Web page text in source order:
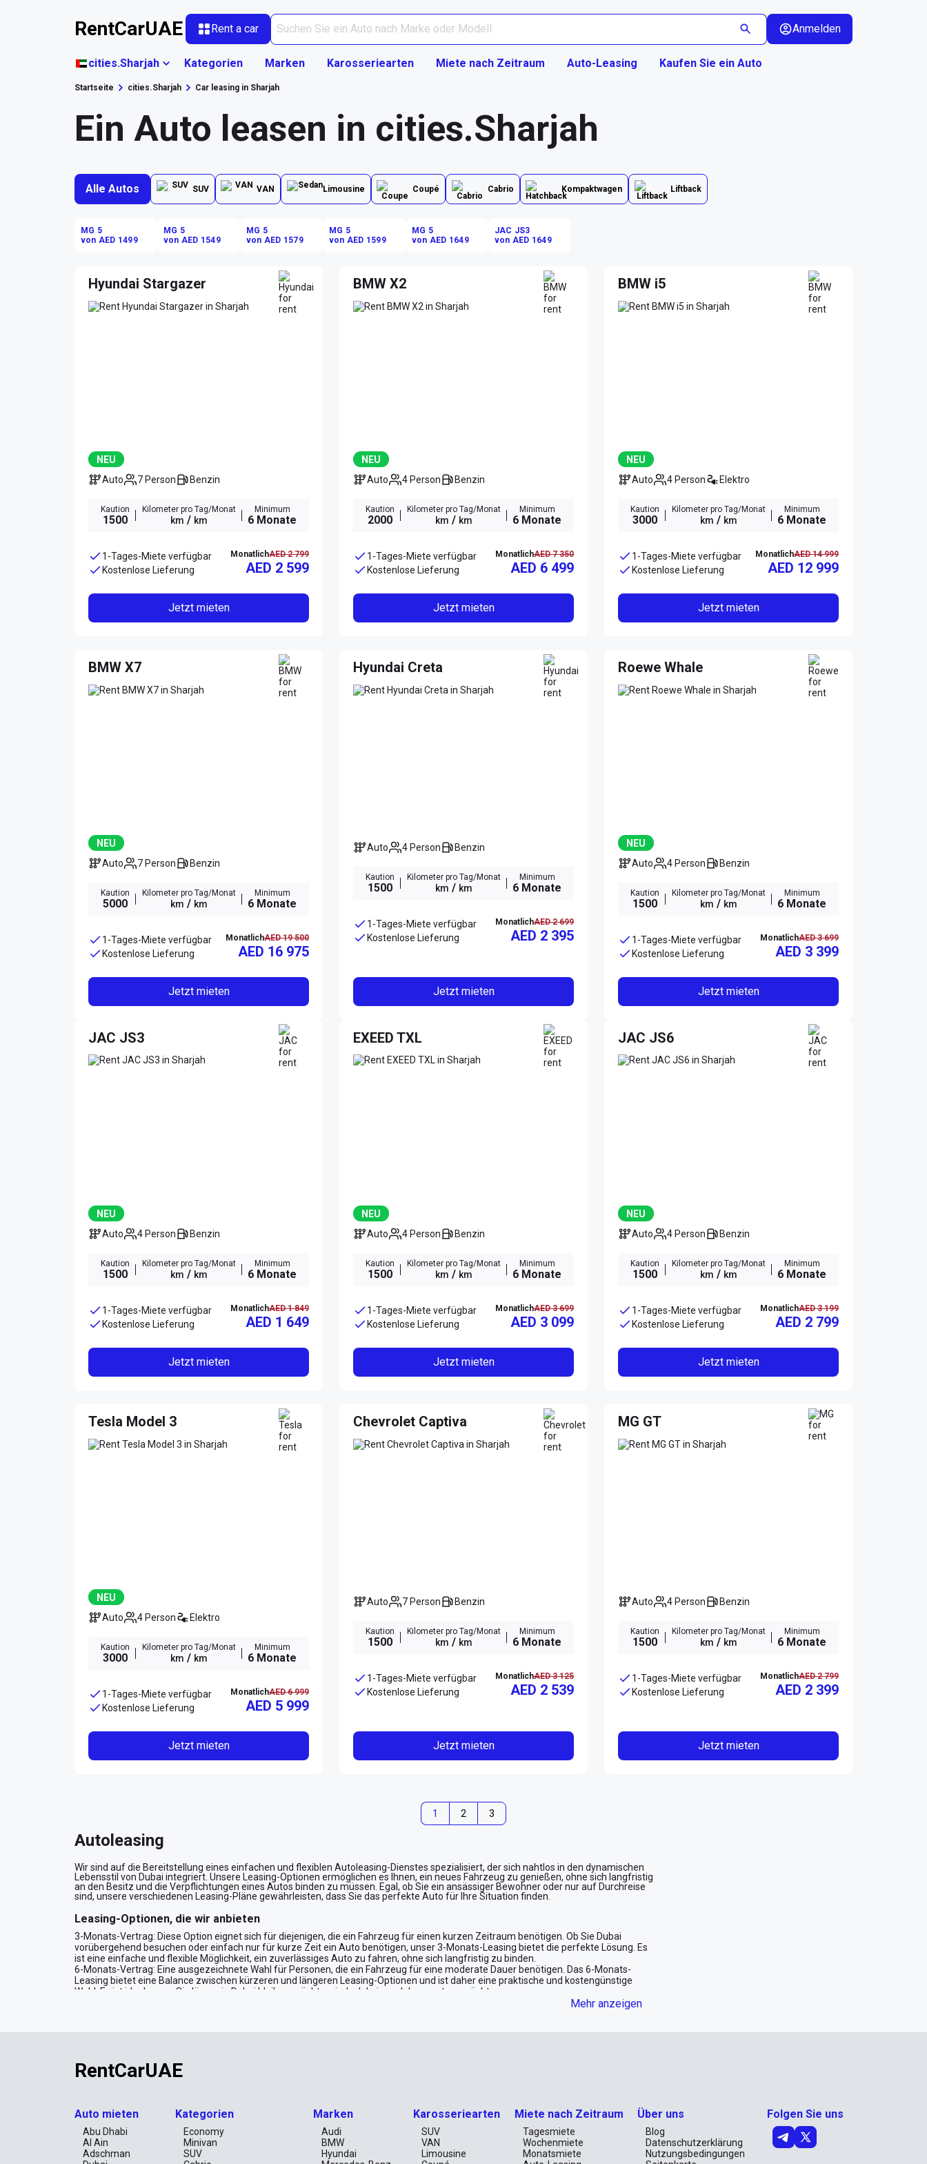
RentCarUAE Rent a car Anmelden
cities.Sharjah Kategorien Marken Karosseriearten Miete nach Zeitraum Auto-Leasing Kaufen Sie ein Auto
Startseite cities.Sharjah Car leasing in Sharjah
Ein Auto leasen in cities.Sharjah
Alle Autos SUV VAN Limousine Coupé Cabrio Kompaktwagen Liftback
MG 5
von AED 1499
MG 5
von AED 1549
MG 5
von AED 1579
MG 5
von AED 1599
MG 5
von AED 1649
JAC JS3
von AED 1649
Hyundai Stargazer
NEU
Auto
7 Person Benzin
Kaution
1500
Kilometer pro Tag/Monat
km / km
Minimum
6 Monate
1-Tages-Miete verfügbar
Kostenlose Lieferung
MonatlichAED 2 799
AED 2 599
Jetzt mieten
BMW X2
NEU
Auto
4 Person Benzin
Kaution
2000
Kilometer pro Tag/Monat
km / km
Minimum
6 Monate
1-Tages-Miete verfügbar
Kostenlose Lieferung
MonatlichAED 7 350
AED 6 499
Jetzt mieten
BMW i5
NEU
Auto
4 Person Elektro
Kaution
3000
Kilometer pro Tag/Monat
km / km
Minimum
6 Monate
1-Tages-Miete verfügbar
Kostenlose Lieferung
MonatlichAED 14 999
AED 12 999
Jetzt mieten
BMW X7
NEU
Auto
7 Person Benzin
Kaution
5000
Kilometer pro Tag/Monat
km / km
Minimum
6 Monate
1-Tages-Miete verfügbar
Kostenlose Lieferung
MonatlichAED 19 500
AED 16 975
Jetzt mieten
Hyundai Creta
Auto 4 Person Benzin
Kaution
1500
Kilometer pro Tag/Monat
km / km
Minimum
6 Monate
1-Tages-Miete verfügbar
Kostenlose Lieferung
MonatlichAED 2 699
AED 2 395
Jetzt mieten
Roewe Whale
NEU
Auto
4 Person Benzin
Kaution
1500
Kilometer pro Tag/Monat
km / km
Minimum
6 Monate
1-Tages-Miete verfügbar
Kostenlose Lieferung
MonatlichAED 3 699
AED 3 399
Jetzt mieten
JAC JS3
NEU
Auto
4 Person Benzin
Kaution
1500
Kilometer pro Tag/Monat
km / km
Minimum
6 Monate
1-Tages-Miete verfügbar
Kostenlose Lieferung
MonatlichAED 1 849
AED 1 649
Jetzt mieten
EXEED TXL
NEU
Auto
4 Person Benzin
Kaution
1500
Kilometer pro Tag/Monat
km / km
Minimum
6 Monate
1-Tages-Miete verfügbar
Kostenlose Lieferung
MonatlichAED 3 699
AED 3 099
Jetzt mieten
JAC JS6
NEU
Auto
4 Person Benzin
Kaution
1500
Kilometer pro Tag/Monat
km / km
Minimum
6 Monate
1-Tages-Miete verfügbar
Kostenlose Lieferung
MonatlichAED 3 199
AED 2 799
Jetzt mieten
Tesla Model 3
NEU
Auto
4 Person Elektro
Kaution
3000
Kilometer pro Tag/Monat
km / km
Minimum
6 Monate
1-Tages-Miete verfügbar
Kostenlose Lieferung
MonatlichAED 6 999
AED 5 999
Jetzt mieten
Chevrolet Captiva
Auto 7 Person Benzin
Kaution
1500
Kilometer pro Tag/Monat
km / km
Minimum
6 Monate
1-Tages-Miete verfügbar
Kostenlose Lieferung
MonatlichAED 3 125
AED 2 539
Jetzt mieten
MG GT
Auto 4 Person Benzin
Kaution
1500
Kilometer pro Tag/Monat
km / km
Minimum
6 Monate
1-Tages-Miete verfügbar
Kostenlose Lieferung
MonatlichAED 2 799
AED 2 399
Jetzt mieten
1 2 3
Autoleasing
Wir sind auf die Bereitstellung eines einfachen und flexiblen Autoleasing-Dienstes spezialisiert, der sich nahtlos in den dynamischen
Lebensstil von Dubai integriert. Unsere Leasing-Optionen ermöglichen es Ihnen, ein neues Fahrzeug zu genießen, ohne sich langfristig
an den Besitz und die Verpflichtungen eines Autos binden zu müssen. Egal, ob Sie ein ansässiger Bewohner oder nur auf Durchreise
sind, unsere verschiedenen Leasing-Pläne gewährleisten, dass Sie das perfekte Auto für Ihre Situation finden.
Leasing-Optionen, die wir anbieten
3-Monats-Vertrag: Diese Option eignet sich für diejenigen, die ein Fahrzeug für einen kurzen Zeitraum benötigen. Ob Sie Dubai
vorübergehend besuchen oder einfach nur für kurze Zeit ein Auto benötigen, unser 3-Monats-Leasing bietet die perfekte Lösung. Es
ist eine einfache und flexible Möglichkeit, ein zuverlässiges Auto zu fahren, ohne sich langfristig zu binden.
6-Monats-Vertrag: Eine ausgezeichnete Wahl für Personen, die ein Fahrzeug für eine moderate Dauer benötigen. Das 6-Monats-
Leasing bietet eine Balance zwischen kürzeren und längeren Leasing-Optionen und ist daher eine praktische und kostengünstige
Wahl. Es ist ideal, wenn Sie länger in Dubai bleiben möchten, jedoch keinen Jahresvertrag möchten.
9-Monats-Vertrag: Wenn Sie ein Leasing suchen, das zwischen kurz- und langfristigen Optionen liegt, ist unser 9-Monats-Vertrag eine
24-Monats-Vertrag: Wenn Sie die längste Leasing-Option suchen, bietet unser 24-Monats-Leasing die größten Einsparungen. Dieses
langfristige Leasing ist ideal, wenn Sie eine stabile, kostengünstige Option mit niedrigen monatlichen Zahlungen wünschen. Genießen
Was Sie für das Leasing eines Autos benötigen
Identifikation:
Reisepass
UAE-Residenzvisum, Emirates ID (für Einwohner)
Mehr anzeigen
RentCarUAE
Auto mieten
Abu Dhabi
Al Ain
Adschman
Kategorien
Economy
Minivan
SUV
Marken
Audi
BMW
Hyundai
Karosseriearten
SUV
VAN
Limousine
Miete nach Zeitraum
Tagesmiete
Wochenmiete
Monatsmiete
Über uns
Blog
Datenschutzerklärung
Nutzungsbedingungen
Folgen Sie uns